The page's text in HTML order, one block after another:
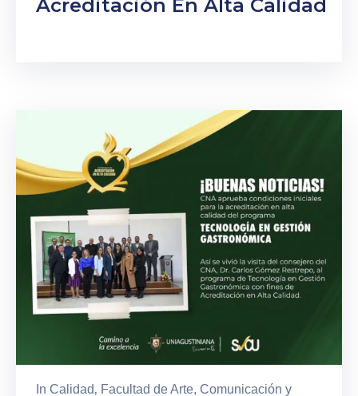
Acreditación En Alta Calidad
In Calidad‚ Facultad de Arte, Comunicación y